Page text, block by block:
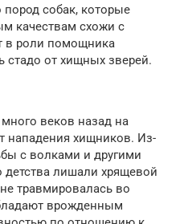
собак, которые
качествам схожи с
в роли помощника
стадо от хищных зверей.
веков назад на
нападения хищников. Из-
с волками и другими
лишали хрящевой
травмировалась во
врожденным